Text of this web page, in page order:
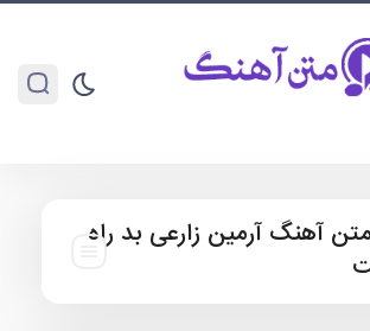
متن آهنگ آرمین زارعی بد راه